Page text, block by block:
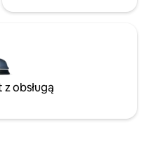
obsługą